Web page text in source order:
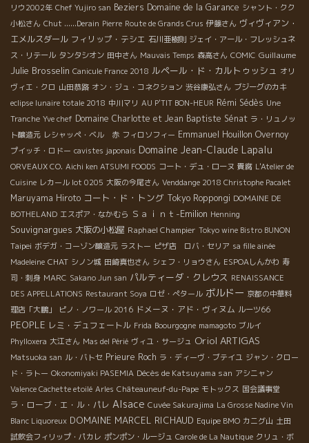
リウ2002年 Chef Yujiro san Beziers Domaine de la Garance シャント・クク
小松さん Chut ......Derain Pierre Route de Grands Crus 伊藤さん ヴィヴィアン・
エメルスダール フィリップ・テシエ 石川亜樹則 ジェイ・アール・フレッシュネ
ス・リテール タンタシオン 田中さん Mauvais Temps 森高さん COMIC Guillaume
Julie Brosselin Canicule France 2018 ルペール・ド・カルトゥッシュ オリ
ヴィエ・クロ 山田恭路 オン・ジュ・コネクション 渋谷康弘さん ブジーグのカキ
eclipse lunaire totale 2018 中川マリ AU P'TIT BON-HEUR Rémi Sédès Une
Tranche Yve chef Domaine Charlotte et Jean Baptiste Sénat ラ・リュノッ
ト醸造元 レシャッペ・ベル 赤 フィロソフィー Emmanuel Houillon Overnoy
プイッチ・ロドー cavistes japonais Domaine Jean-Claude Lapalu
ORVEAUX CO. Aichi ken ATSUMI FOODS コート・デュ・ローヌ 貴腐 L'Atelier de
Cuisine レカール lot 0205 大阪の今尾さん Venddange 2018 Christophe Pacalet
Maruyama Hiroto コート・ド・トング Tokyo Roppongi DOMAINE DE
BOTHELAND エスポア・なかむら Ｓａｉｎｔ-Emilion Henning
Souvignargues 大阪の小松屋 Raphael Champier Tokyo wine Bistro BUNON
Taipei ボデガ・コーゾン醸造元 ラストー ピザ店 ロバ・セリア sa fille ainée
Madeleine CHAT シノン城 田崎真也さん シェフ・リョウさん ESPOAしんかわ 寿
司・刺身 MARC Sakano Jun san パルティーダ・クレウス RENAISSANCE
DES APPELLATIONS Restaurant Soya ロゼ・ぺタール ボルドー 京都の中華料
理店「大鵬」
ピノ・ノワール 2016 ドメーヌ・アド・ヴィヌム ルーツ66
PEOPLE レミ・デュフェートル Frida Boourgogne mamagoto ブルイ
Phylloxera 大江さん Mas del Périé ヴィユ・サージュ Oriol ARTIGAS
Matsuoka san ル・バトセ Prieure Roch ラ・ディーヴ・ブテイユ ジャン・クロー
ド・ラトー Okonomiyaki PASEMIA Décès de Katsuyama san アシニャン
Valence Cachette etoilé Arles Châteauneuf-du-Pape モトックス 国会議事堂
ラ・ローブ・エ・ル・パレ Alsace Cuvée Sakurajima La Grosse Nadine Vin
Blanc Liquoreux DOMAINE MARCEL RICHAUD Equipe BMO カニグ山 土田
試飲会フィリップ・パカレ ポンポン・ルージュ Carole de La Nautique クリュ・ボ